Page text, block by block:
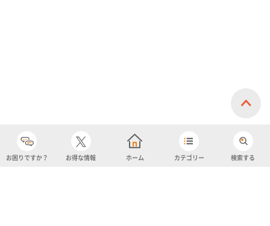
お困りですか？ お得な情報 ホーム カテゴリー 検索する